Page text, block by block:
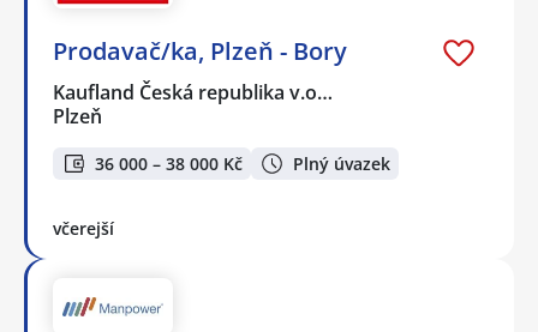
Prodavač/ka, Plzeň - Bory
Kaufland Česká republika v.o…
Plzeň
36 000 – 38 000 Kč Plný úvazek
včerejší